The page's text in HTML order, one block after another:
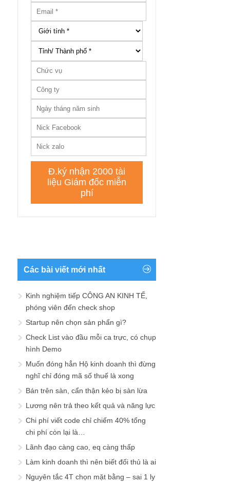
Các bài viết mới nhất
Kinh nghiệm tiếp CÔNG AN KINH TẾ,
phóng viên đến check shop
Startup nên chọn sản phẩn gì?
Check List vào đầu mỗi ca trực, có chụp
hình Demo
Muốn đóng hẳn Hộ kinh doanh thì đừng
nghĩ chỉ đóng mã số thuế là xong
Bán trên sàn, cẩn thận kẻo bị sàn lừa
Lương nên trả theo kết quả và năng lực
Chi phí viết code chỉ chiếm 40% tổng
chi phí còn lại là…
Lãnh đạo càng cao, eq càng thấp
Làm kinh doanh thì nên biết đối thủ là ai
Nguyên tắc 4T chọn mặt bằng – sai 1 ly